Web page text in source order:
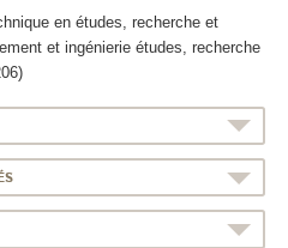
en études, recherche et
et ingénierie études, recherche